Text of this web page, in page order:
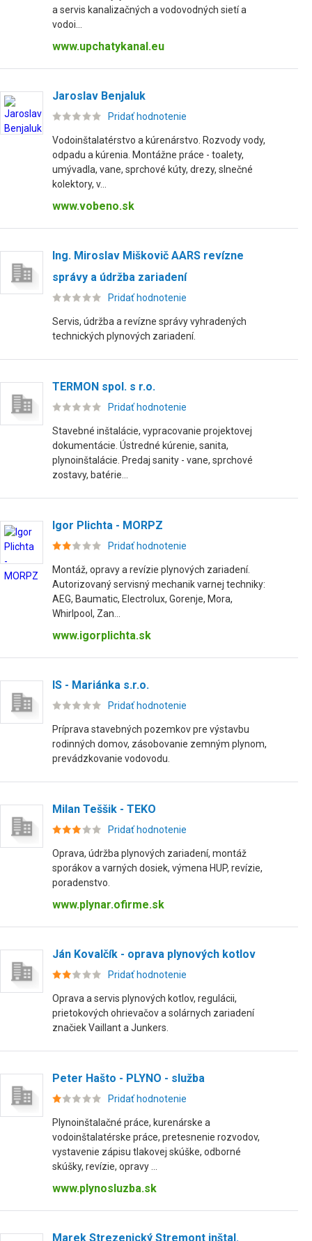
a servis kanalizačných a vodovodných sietí a
vodoi...
www.upchatykanal.eu
Jaroslav Benjaluk
Pridať hodnotenie
Vodoinštalatérstvo a kúrenárstvo. Rozvody vody,
odpadu a kúrenia. Montážne práce - toalety,
umývadla, vane, sprchové kúty, drezy, slnečné
kolektory, v...
www.vobeno.sk
Ing. Miroslav Miškovič AARS revízne
správy a údržba zariadení
Pridať hodnotenie
Servis, údržba a revízne správy vyhradených
technických plynových zariadení.
TERMON spol. s r.o.
Pridať hodnotenie
Stavebné inštalácie, vypracovanie projektovej
dokumentácie. Ústredné kúrenie, sanita,
plynoinštalácie. Predaj sanity - vane, sprchové
zostavy, batérie...
Igor Plichta - MORPZ
Pridať hodnotenie
Montáž, opravy a revízie plynových zariadení.
Autorizovaný servisný mechanik varnej techniky:
AEG, Baumatic, Electrolux, Gorenje, Mora,
Whirlpool, Zan...
www.igorplichta.sk
IS - Mariánka s.r.o.
Pridať hodnotenie
Príprava stavebných pozemkov pre výstavbu
rodinných domov, zásobovanie zemným plynom,
prevádzkovanie vodovodu.
Milan Teššik - TEKO
Pridať hodnotenie
Oprava, údržba plynových zariadení, montáž
sporákov a varných dosiek, výmena HUP, revízie,
poradenstvo.
www.plynar.ofirme.sk
Ján Kovalčík - oprava plynových kotlov
Pridať hodnotenie
Oprava a servis plynových kotlov, regulácii,
prietokových ohrievačov a solárnych zariadení
značiek Vaillant a Junkers.
Peter Hašto - PLYNO - služba
Pridať hodnotenie
Plynoinštalačné práce, kurenárske a
vodoinštalatérske práce, pretesnenie rozvodov,
vystavenie zápisu tlakovej skúške, odborné
skúšky, revízie, opravy ...
www.plynosluzba.sk
Marek Strezenický Stremont inštal.